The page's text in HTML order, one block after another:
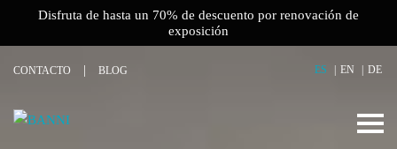
Disfruta de hasta un 70% de descuento por renovación de
exposición
CONTACTO BLOG ES EN DE